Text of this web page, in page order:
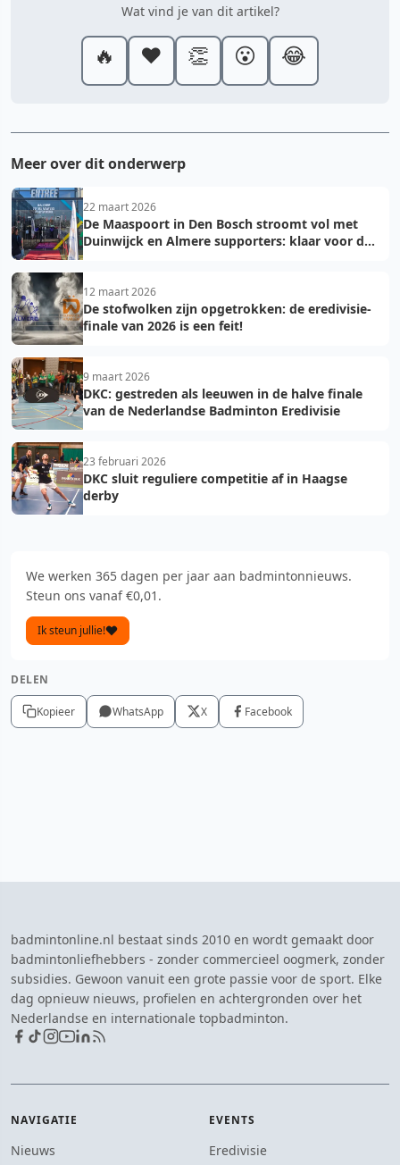
Wat vind je van dit artikel?
🔥 ❤️ 👏 😮 😂
Meer over dit onderwerp
22 maart 2026
De Maaspoort in Den Bosch stroomt vol met
Duinwijck en Almere supporters: klaar voor de
12 maart 2026
De stofwolken zijn opgetrokken: de eredivisie-
finale van 2026 is een feit!
9 maart 2026
DKC: gestreden als leeuwen in de halve finale
van de Nederlandse Badminton Eredivisie
23 februari 2026
DKC sluit reguliere competitie af in Haagse
derby
We werken 365 dagen per jaar aan badmintonnieuws.
Steun ons vanaf €0,01.
Ik steun jullie!
DELEN
Kopieer WhatsApp X Facebook
badmintonline.nl bestaat sinds 2010 en wordt gemaakt door
badmintonliefhebbers - zonder commercieel oogmerk, zonder
subsidies. Gewoon vanuit een grote passie voor de sport. Elke
dag opnieuw nieuws, profielen en achtergronden over het
Nederlandse en internationale topbadminton.
NAVIGATIE
Nieuws
EVENTS
Eredivisie